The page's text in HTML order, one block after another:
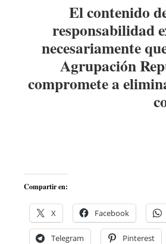
El contenido
responsabilidad
necesariamente
Agrupación
compromete a
Compartir en:
X Facebook
Telegram Pinterest